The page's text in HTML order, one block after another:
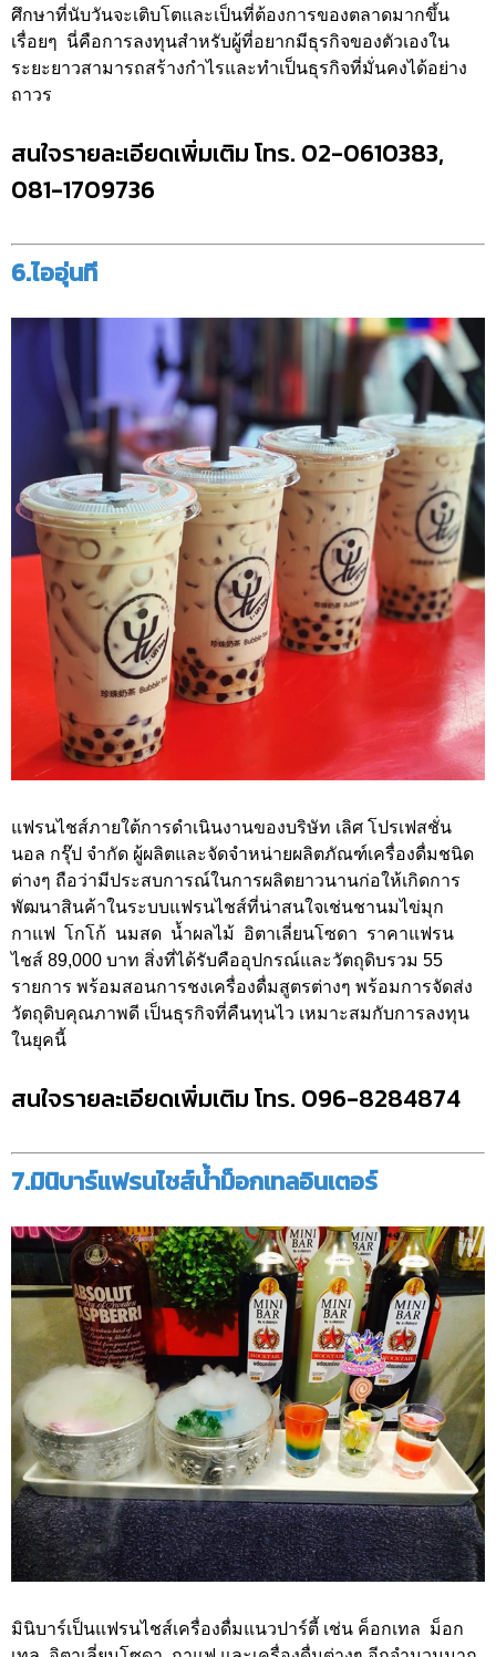
ศึกษาที่นับวันจะเติบโตและเป็นที่ต้องการของตลาดมากขึ้น
เรื่อยๆ นี่คือการลงทุนสำหรับผู้ที่อยากมีธุรกิจของตัวเองใน
ระยะยาวสามารถสร้างกำไรและทำเป็นธุรกิจที่มั่นคงได้อย่าง
ถาวร
สนใจรายละเอียดเพิ่มเติม โทร. 02-0610383,
081-1709736
6.ไออุ่นที
แฟรนไชส์ภายใต้การดำเนินงานของบริษัท เลิศ โปรเฟสชั่น
นอล กรุ๊ป จำกัด ผู้ผลิตและจัดจำหน่ายผลิตภัณฑ์เครื่องดื่มชนิด
ต่างๆ ถือว่ามีประสบการณ์ในการผลิตยาวนานก่อให้เกิดการ
พัฒนาสินค้าในระบบแฟรนไชส์ที่น่าสนใจเช่นชานมไข่มุก
กาแฟ โกโก้ นมสด น้ำผลไม้ อิตาเลี่ยนโซดา ราคาแฟรน
ไชส์ 89,000 บาท สิ่งที่ได้รับคืออุปกรณ์และวัตถุดิบรวม 55
รายการ พร้อมสอนการชงเครื่องดื่มสูตรต่างๆ พร้อมการจัดส่ง
วัตถุดิบคุณภาพดี เป็นธุรกิจที่คืนทุนไว เหมาะสมกับการลงทุน
ในยุคนี้
สนใจรายละเอียดเพิ่มเติม โทร. 096-8284874
7.มินิบาร์แฟรนไชส์น้ำม็อกเทลอินเตอร์
มินิบาร์เป็นแฟรนไชส์เครื่องดื่มแนวปาร์ตี้ เช่น ค็อกเทล ม็อก